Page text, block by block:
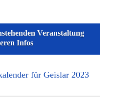
Veranstaltung
Infos
für Geislar 2023